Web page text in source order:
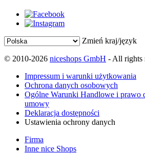
Zmień kraj/język
© 2010-2026 niceshops GmbH - All rights
Impressum i warunki użytkowania
Ochrona danych osobowych
Ogólne Warunki Handlowe i prawo
umowy
Deklaracja dostępności
Ustawienia ochrony danych
Firma
Inne nice Shops